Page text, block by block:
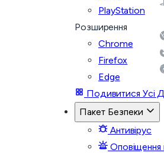
PlayStation
Розширення
Chrome
Firefox
Edge
Подивитися Усі
Пакет Безпеки
Антивірус